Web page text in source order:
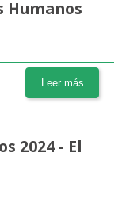
Humanos
Leer más
2024 - El